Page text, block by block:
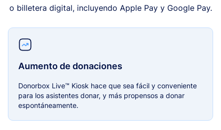
o billetera digital, incluyendo Apple Pay y Google Pay.
Aumento de donaciones
Donorbox Live™ Kiosk hace que sea fácil y conveniente
para los asistentes donar, y más propensos a donar
espontáneamente.